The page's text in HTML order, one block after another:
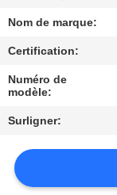
DE
L'USINE
CONTRÔLE
DE
LA
QUALITÉ
Nom de marque:
Certification:
Numéro de
modèle:
Surligner: